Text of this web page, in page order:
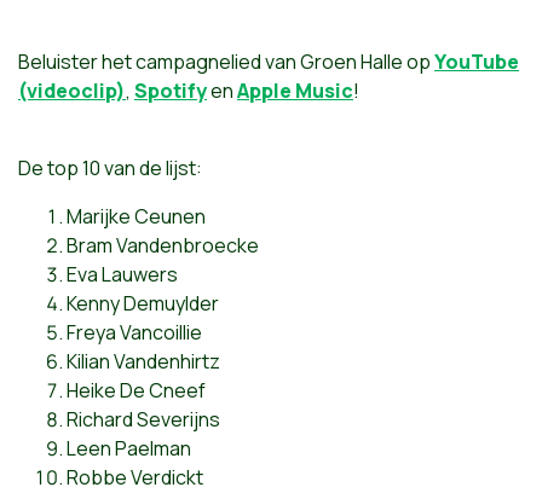
Beluister het campagnelied van Groen Halle opYouTube
(videoclip), SpotifyenApple Music!
De top 10 van de lijst:
Marijke Ceunen
Bram Vandenbroecke
Eva Lauwers
Kenny Demuylder
Freya Vancoillie
Kilian Vandenhirtz
Heike De Cneef
Richard Severijns
Leen Paelman
Robbe Verdickt